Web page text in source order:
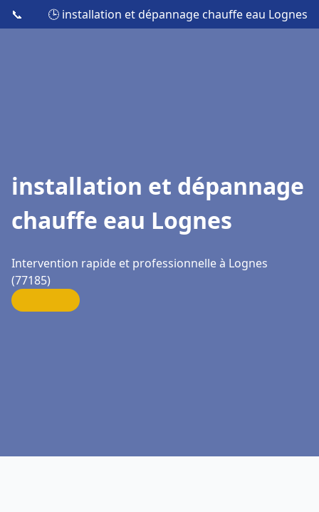
📞 🕒 installation et dépannage chauffe eau Lognes
installation et dépannage
chauffe eau Lognes
Intervention rapide et professionnelle à Lognes
(77185)